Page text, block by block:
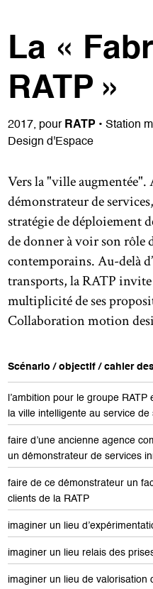
La «
RATP »
2017, pour RATP • Station
Design d'Espace
Vers la "ville augmentée".
démonstrateur de
stratégie de déploiement
de donner à voir son rôle
contemporains. Au-delà
transports, la RATP
multiplicité de ses
Collaboration motion
Scénario / objectif / cahier
l’ambition pour le groupe
la ville intelligente au service de
faire d’une ancienne agence
un démonstrateur de services
faire de ce démonstrateur un
clients de la RATP
imaginer un lieu
imaginer un lieu relais des
imaginer un lieu de valorisation